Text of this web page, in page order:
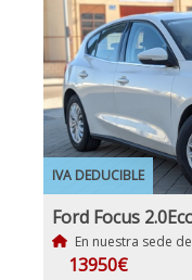
IVA DEDUCIBLE
En nuestra sede de
13950€